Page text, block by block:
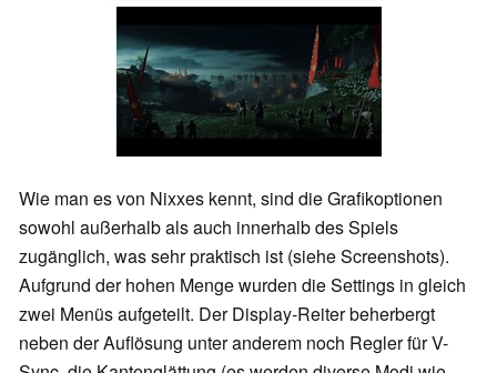
Wie man es von Nixxes kennt, sind die Grafikoptionen
sowohl außerhalb als auch innerhalb des Spiels
zugänglich, was sehr praktisch ist (siehe Screenshots).
Aufgrund der hohen Menge wurden die Settings in gleich
zwei Menüs aufgeteilt. Der Display-Reiter beherbergt
neben der Auflösung unter anderem noch Regler für V-